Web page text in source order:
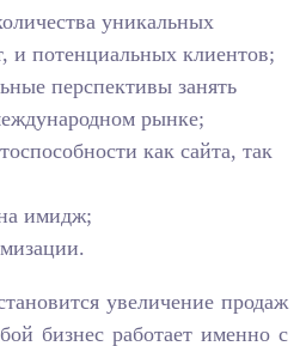
уникальных
и потенциальных клиентов;
перспективы занять
рынке;
как сайта, так
имидж;
увеличение продаж
бизнес работает именно с